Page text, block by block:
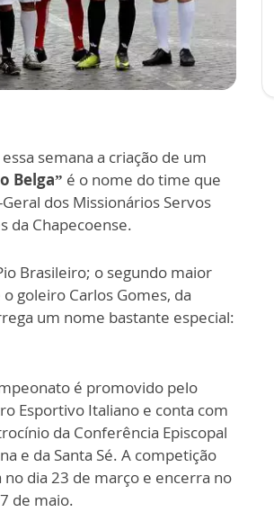
semana a criação de um
Belga” é o nome do time que
dos Missionários Servos
da Chapecoense.
Brasileiro; o segundo maior
goleiro Carlos Gomes, da
um nome bastante especial:
é promovido pelo
Esportivo Italiano e conta com
da Conferência Episcopal
e da Santa Sé. A competição
no dia 23 de março e encerra no
de maio.